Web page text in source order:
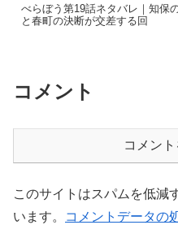
べらぼう第19話ネタバレ｜知保
と春町の決断が交差する回
コメント
コメン
このサイトはスパムを低減
います。
コメントデータの